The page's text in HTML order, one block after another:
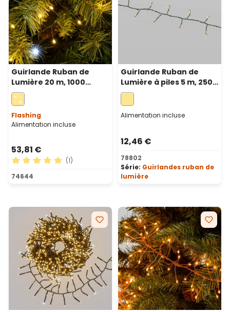
Guirlande Ruban de
Lumière 20 m, 1000
microled blanc chaud et
froid, câble métal vert
Flashing
Alimentation incluse
53,81 €
Note moyenne de 5 sur 5 étoiles
(1)
74644
Guirlande Ruban de
Lumière à piles 5 m, 250
microled blanc chaud,
câble métal vert
Alimentation incluse
12,46 €
78802
Série: Guirlandes ruban de
lumière